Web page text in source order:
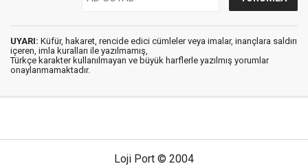
UYARI: Küfür, hakaret, rencide edici cümleler veya imalar, inançlara saldırı
içeren, imla kuralları ile yazılmamış,
Türkçe karakter kullanılmayan ve büyük harflerle yazılmış yorumlar
onaylanmamaktadır.
Loji Port © 2004